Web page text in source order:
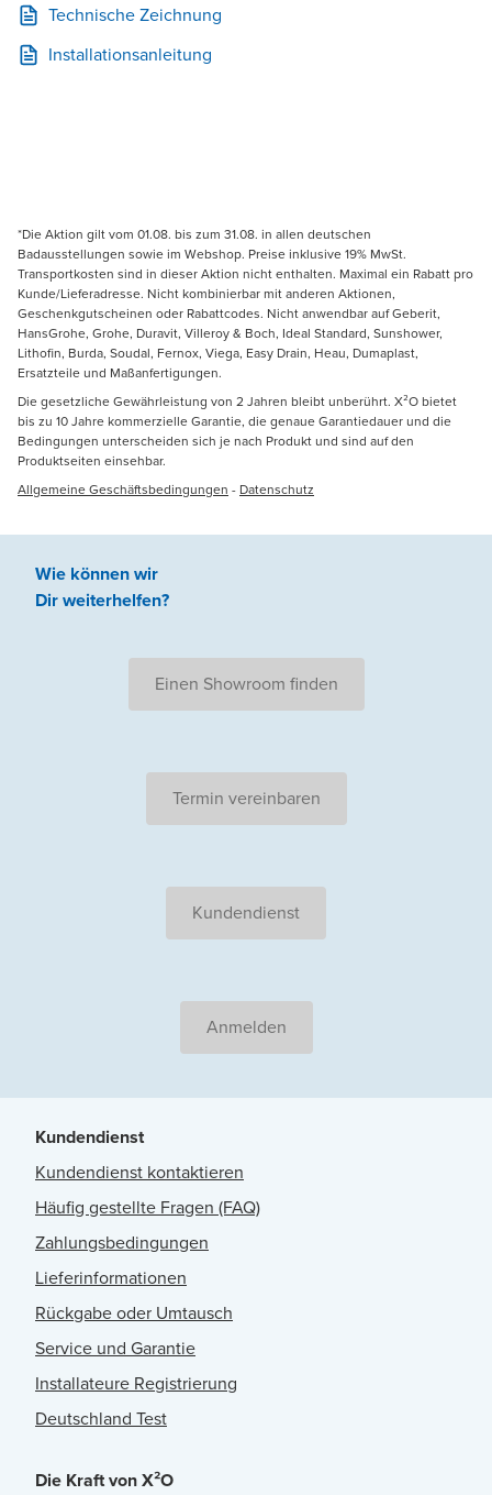
Technische Zeichnung
Installationsanleitung
*Die Aktion gilt vom 01.08. bis zum 31.08. in allen deutschen
Badausstellungen sowie im Webshop. Preise inklusive 19% MwSt.
Transportkosten sind in dieser Aktion nicht enthalten. Maximal ein Rabatt pro
Kunde/Lieferadresse. Nicht kombinierbar mit anderen Aktionen,
Geschenkgutscheinen oder Rabattcodes. Nicht anwendbar auf Geberit,
HansGrohe, Grohe, Duravit, Villeroy & Boch, Ideal Standard, Sunshower,
Lithofin, Burda, Soudal, Fernox, Viega, Easy Drain, Heau, Dumaplast,
Ersatzteile und Maßanfertigungen.
Die gesetzliche Gewährleistung von 2 Jahren bleibt unberührt. X²O bietet
bis zu 10 Jahre kommerzielle Garantie, die genaue Garantiedauer und die
Bedingungen unterscheiden sich je nach Produkt und sind auf den
Produktseiten einsehbar.
Allgemeine Geschäftsbedingungen - Datenschutz
Wie können wir
Dir weiterhelfen?
Einen Showroom finden
Termin vereinbaren
Kundendienst
Anmelden
Kundendienst
Kundendienst kontaktieren
Häufig gestellte Fragen (FAQ)
Zahlungsbedingungen
Lieferinformationen
Rückgabe oder Umtausch
Service und Garantie
Installateure Registrierung
Deutschland Test
Die Kraft von X²O